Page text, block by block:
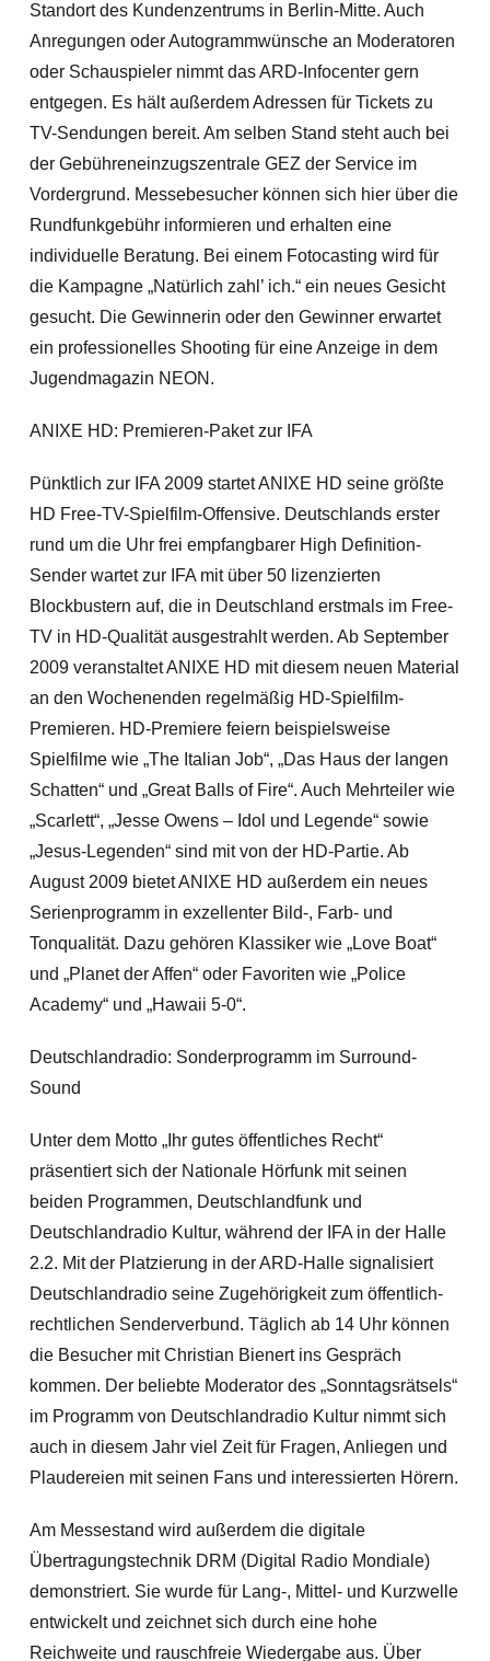
Standort des Kundenzentrums in Berlin-Mitte. Auch
Anregungen oder Autogrammwünsche an Moderatoren
oder Schauspieler nimmt das ARD-Infocenter gern
entgegen. Es hält außerdem Adressen für Tickets zu
TV-Sendungen bereit. Am selben Stand steht auch bei
der Gebühreneinzugszentrale GEZ der Service im
Vordergrund. Messebesucher können sich hier über die
Rundfunkgebühr informieren und erhalten eine
individuelle Beratung. Bei einem Fotocasting wird für
die Kampagne „Natürlich zahl’ ich.“ ein neues Gesicht
gesucht. Die Gewinnerin oder den Gewinner erwartet
ein professionelles Shooting für eine Anzeige in dem
Jugendmagazin NEON.
ANIXE HD: Premieren-Paket zur IFA
Pünktlich zur IFA 2009 startet ANIXE HD seine größte
HD Free-TV-Spielfilm-Offensive. Deutschlands erster
rund um die Uhr frei empfangbarer High Definition-
Sender wartet zur IFA mit über 50 lizenzierten
Blockbustern auf, die in Deutschland erstmals im Free-
TV in HD-Qualität ausgestrahlt werden. Ab September
2009 veranstaltet ANIXE HD mit diesem neuen Material
an den Wochenenden regelmäßig HD-Spielfilm-
Premieren. HD-Premiere feiern beispielsweise
Spielfilme wie „The Italian Job“, „Das Haus der langen
Schatten“ und „Great Balls of Fire“. Auch Mehrteiler wie
„Scarlett“, „Jesse Owens – Idol und Legende“ sowie
„Jesus-Legenden“ sind mit von der HD-Partie. Ab
August 2009 bietet ANIXE HD außerdem ein neues
Serienprogramm in exzellenter Bild-, Farb- und
Tonqualität. Dazu gehören Klassiker wie „Love Boat“
und „Planet der Affen“ oder Favoriten wie „Police
Academy“ und „Hawaii 5-0“.
Deutschlandradio: Sonderprogramm im Surround-
Sound
Unter dem Motto „Ihr gutes öffentliches Recht“
präsentiert sich der Nationale Hörfunk mit seinen
beiden Programmen, Deutschlandfunk und
Deutschlandradio Kultur, während der IFA in der Halle
2.2. Mit der Platzierung in der ARD-Halle signalisiert
Deutschlandradio seine Zugehörigkeit zum öffentlich-
rechtlichen Senderverbund. Täglich ab 14 Uhr können
die Besucher mit Christian Bienert ins Gespräch
kommen. Der beliebte Moderator des „Sonntagsrätsels“
im Programm von Deutschlandradio Kultur nimmt sich
auch in diesem Jahr viel Zeit für Fragen, Anliegen und
Plaudereien mit seinen Fans und interessierten Hörern.
Am Messestand wird außerdem die digitale
Übertragungstechnik DRM (Digital Radio Mondiale)
demonstriert. Sie wurde für Lang-, Mittel- und Kurzwelle
entwickelt und zeichnet sich durch eine hohe
Reichweite und rauschfreie Wiedergabe aus. Über